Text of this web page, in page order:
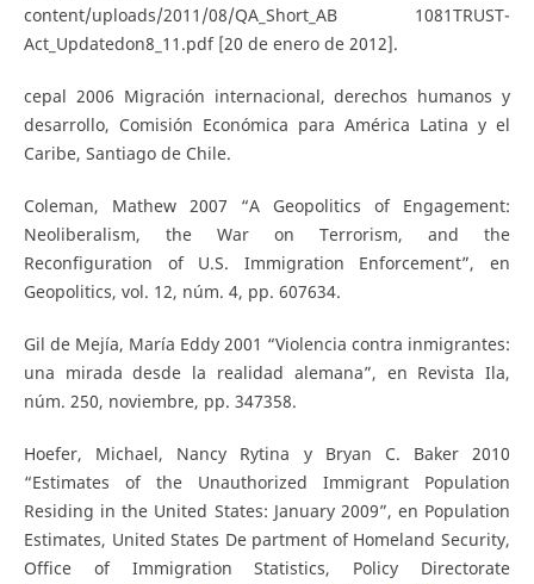
content/uploads/2011/08/QA_Short_AB­ 1081­TRUST­
Act_Updated­on­8_11.pdf [20 de enero de 2012].
cepal 2006 Migración internacional, derechos humanos y
desarrollo, Comisión Económica para América Latina y el
Caribe, Santiago de Chile.
Coleman, Mathew 2007 “A Geopolitics of Engagement:
Neoliberalism, the War on Terrorism, and the
Reconfiguration of U.S. Immigration Enforcement”, en
Geopolitics, vol. 12, núm. 4, pp. 607­634.
Gil de Mejía, María Eddy 2001 “Violencia contra inmigrantes:
una mirada desde la realidad alemana”, en Revista Ila,
núm. 250, noviembre, pp. 347­358.
Hoefer, Michael, Nancy Rytina y Bryan C. Baker 2010
“Estimates of the Unauthorized Immigrant Population
Residing in the United States: January 2009”, en Population
Estimates, United States De­ partment of Homeland Security,
Office of Immigration Statistics, Policy Directorate